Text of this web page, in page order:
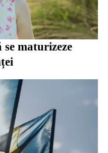
maturizeze